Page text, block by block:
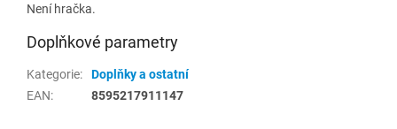
Není hračka.
Doplňkové parametry
Kategorie:
Doplňky a ostatní
EAN: 8595217911147